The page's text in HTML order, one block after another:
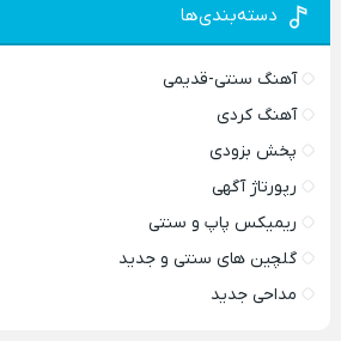
دسته‌بندی‌ها
آهنگ سنتی-قدیمی
آهنگ کردی
پخش بزودی
رپورتاژ آگهی
ریمیکس پاپ و سنتی
گلچین های سنتی و جدید
مداحی جدید